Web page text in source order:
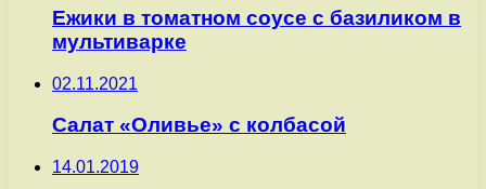
Ежики в томатном соусе с базиликом в
мультиварке
02.11.2021
Салат «Оливье» с колбасой
14.01.2019